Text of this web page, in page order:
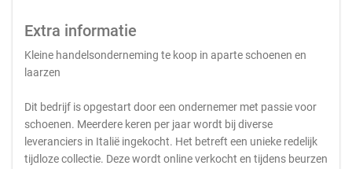
Extra informatie
Kleine handelsonderneming te koop in aparte schoenen en
laarzen
Dit bedrijf is opgestart door een ondernemer met passie voor
schoenen. Meerdere keren per jaar wordt bij diverse
leveranciers in Italië ingekocht. Het betreft een unieke redelijk
tijdloze collectie. Deze wordt online verkocht en tijdens beurzen